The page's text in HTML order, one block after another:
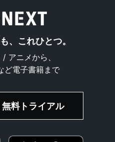
、これひとつ。
アニメから、
ど電子書籍まで
料トライアル